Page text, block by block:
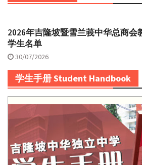
2026年吉隆坡暨雪兰莪中华总商会
学生名单
30/07/2026
学生手册 Student Handbook